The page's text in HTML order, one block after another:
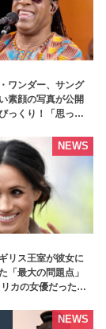
ワンダー、サング
素顔の写真が公開
っくり！「思った
失明した理由と
リス王室が彼女に
「最大の問題点」
カの女優だったか
- tvgroove
NEWS
NEWS